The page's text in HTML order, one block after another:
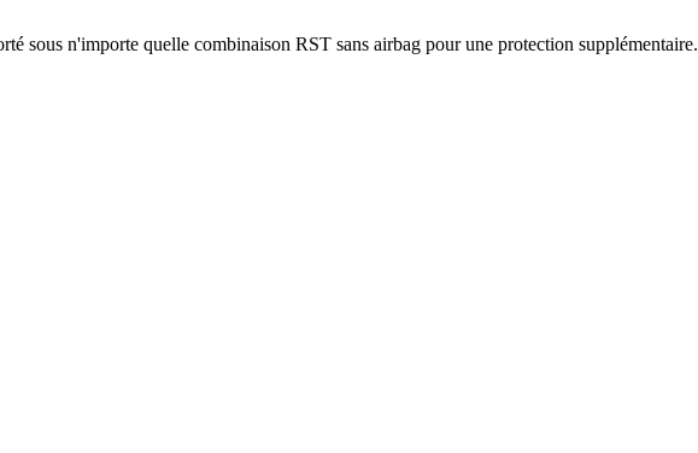
sous n'importe quelle combinaison RST sans airbag pour une protection supplémentaire.